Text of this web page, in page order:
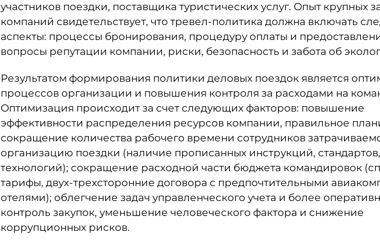
участников поездки, поставщика туристических услуг. Опыт крупных
компаний свидетельствует, что тревел-политика должна включать
аспекты: процессы бронирования, процедуру оплаты и
вопросы репутации компании, риски, безопасность и забота об
Результатом формирования политики деловых поездок является
процессов организации и повышения контроля за расходами на
Оптимизация происходит за счет следующих факторов: повышение
эффективности распределения ресурсов компании, правильное
сокращение количества рабочего времени сотрудников
организацию поездки (наличие прописанных инструкций, стандартов,
технологий); сокращение расходной части бюджета командировок
тарифы, двух-трехсторонние договора с предпочтительными
отелями); облегчение задач управленческого учета и более
контроль закупок, уменьшение человеческого фактора и снижение
коррупционных рисков.